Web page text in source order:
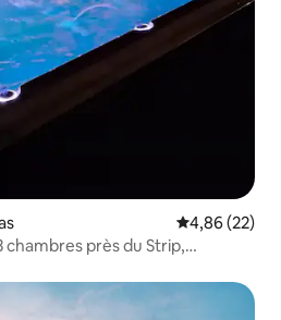
Évaluation
4,86 (22)
chambres près du Strip,